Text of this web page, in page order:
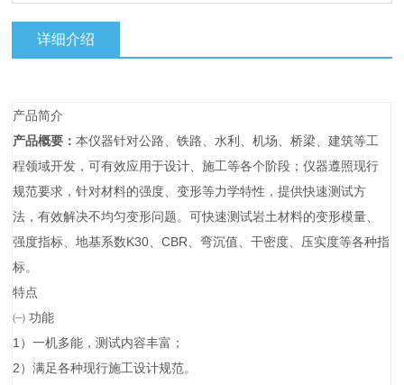
详细介绍
产品简介
产品概要：本仪器针对公路、铁路、水利、机场、桥梁、建筑等工
程领域开发，可有效应用于设计、施工等各个阶段；仪器遵照现行
规范要求，针对材料的强度、变形等力学特性，提供快速测试方
法，有效解决不均匀变形问题。可快速测试岩土材料的变形模量、
强度指标、地基系数K30、CBR、弯沉值、干密度、压实度等各种指
标。
特点
㈠ 功能
1）一机多能，测试内容丰富；
2）满足各种现行施工设计规范。